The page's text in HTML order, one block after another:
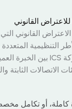
القانوني
التنظيمية
الاتصالات الثابتة
أو تكامل